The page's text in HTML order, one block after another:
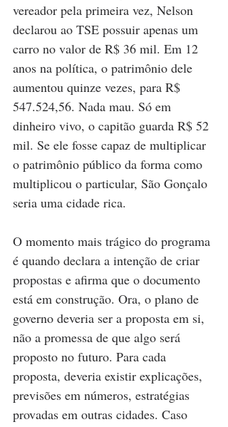
vereador pela primeira vez, Nelson
declarou ao TSE possuir apenas um
carro no valor de R$ 36 mil. Em 12
anos na política, o patrimônio dele
aumentou quinze vezes, para R$
547.524,56. Nada mau. Só em
dinheiro vivo, o capitão guarda R$ 52
mil. Se ele fosse capaz de multiplicar
o patrimônio público da forma como
multiplicou o particular, São Gonçalo
seria uma cidade rica.
O momento mais trágico do programa
é quando declara a intenção de criar
propostas e afirma que o documento
está em construção. Ora, o plano de
governo deveria ser a proposta em si,
não a promessa de que algo será
proposto no futuro. Para cada
proposta, deveria existir explicações,
previsões em números, estratégias
provadas em outras cidades. Caso